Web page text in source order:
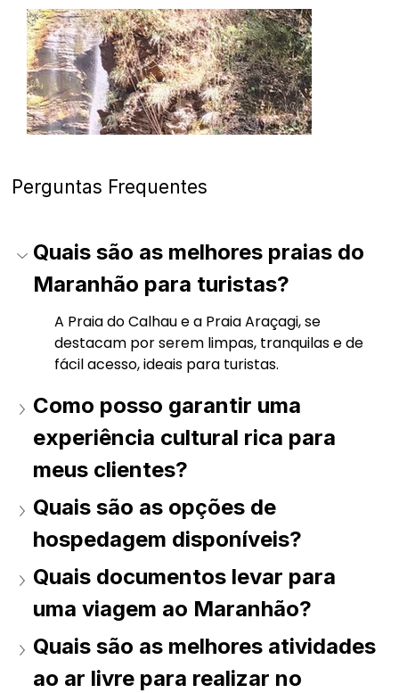
Perguntas Frequentes
Quais são as melhores praias do
Maranhão para turistas?
A Praia do Calhau e a Praia Araçagi, se
destacam por serem limpas, tranquilas e de
fácil acesso, ideais para turistas.
Como posso garantir uma
experiência cultural rica para
meus clientes?
Quais são as opções de
hospedagem disponíveis?
Quais documentos levar para
uma viagem ao Maranhão?
Quais são as melhores atividades
ao ar livre para realizar no